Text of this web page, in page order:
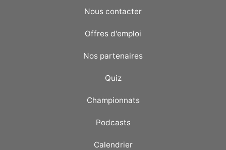
Nous contacter
Offres d'emploi
Nos partenaires
Quiz
Championnats
Podcasts
Calendrier